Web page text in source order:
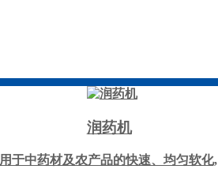
润药机
用于中药材及农产品的快速、均匀软化,